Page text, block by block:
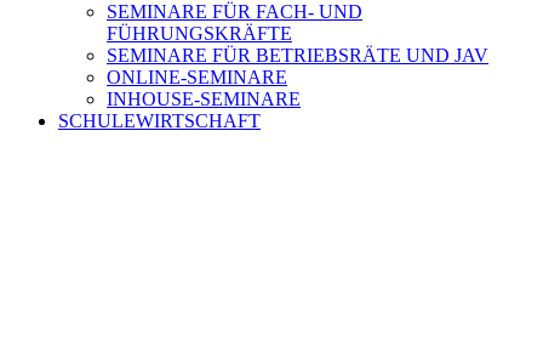
SEMINARE FÜR FACH- UND
FÜHRUNGSKRÄFTE
SEMINARE FÜR BETRIEBSRÄTE UND JAV
ONLINE-SEMINARE
INHOUSE-SEMINARE
SCHULEWIRTSCHAFT